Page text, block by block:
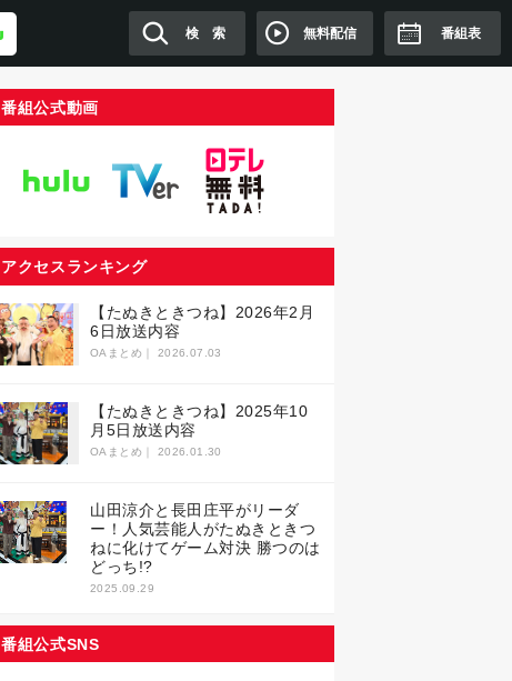
検 索 無料配信 番組表
番組公式動画
アクセスランキング
【たぬきときつね】2026年2月
6日放送内容
OAまとめ｜ 2026.07.03
【たぬきときつね】2025年10
月5日放送内容
OAまとめ｜ 2026.01.30
山田涼介と長田庄平がリーダ
ー！人気芸能人がたぬきときつ
ねに化けてゲーム対決 勝つのは
どっち!?
2025.09.29
番組公式SNS